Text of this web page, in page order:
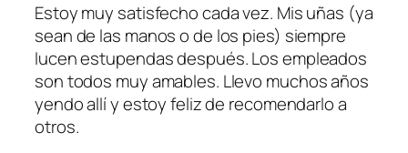
Estoy muy satisfecho cada vez. Mis uñas (ya
sean de las manos o de los pies) siempre
lucen estupendas después. Los empleados
son todos muy amables. Llevo muchos años
yendo allí y estoy feliz de recomendarlo a
otros.